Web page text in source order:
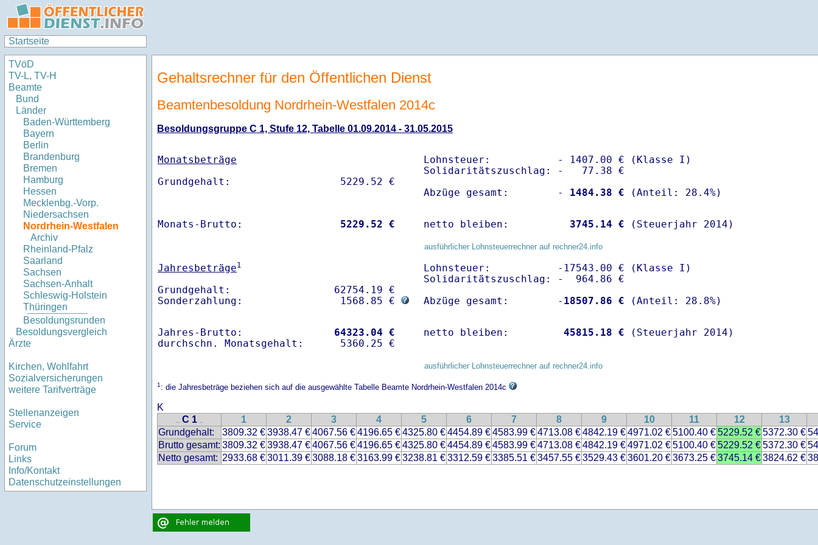
Startseite
TVöD
TV-L, TV-H
Beamte
Bund
Länder
Baden-Württemberg
Bayern
Berlin
Brandenburg
Bremen
Hamburg
Hessen
Mecklenbg.-Vorp.
Niedersachsen
Nordrhein-Westfalen
Archiv
Rheinland-Pfalz
Saarland
Sachsen
Sachsen-Anhalt
Schleswig-Holstein
Thüringen
Besoldungsrunden
Besoldungsvergleich
Ärzte
Kirchen, Wohlfahrt
Sozialversicherungen
weitere Tarifverträge
Stellenanzeigen
Service
Forum
Links
Info/Kontakt
Datenschutzeinstellungen
Gehaltsrechner für den Öffentlichen Dienst
Beamtenbesoldung Nordrhein-Westfalen 2014c
Besoldungsgruppe C 1, Stufe 12, Tabelle 01.09.2014 - 31.05.2015
Monatsbeträge
Lohnsteuer:           - 1407.00 € (Klasse I)
Solidaritätszuschlag: -   77.38 €
Abzüge gesamt:        -
1484.38 €
Monats-Brutto: 5229.52 € netto bleiben: 3745.14 € (Steuerjahr 2014)
ausführlicher Lohnsteuerrechner auf rechner24.info
Jahresbeträge1
Grundgehalt:                 62754.19 €
Sonderzahlung:                1568.85 €
Lohnsteuer:           -17543.00 € (Klasse I)
Solidaritätszuschlag: -  964.86 €
Abzüge gesamt:        - 18507.86 €
Jahres-Brutto: 64323.04 €
netto bleiben: 45815.18 € (Steuerjahr 2014)
ausführlicher Lohnsteuerrechner auf rechner24.info
1: die Jahresbeträge beziehen sich auf die ausgewählte Tabelle Beamte Nordrhein-Westfalen 2014c
K
.. C 1 .. 1 2 3 4 5 6 7 8 9 10 11 12
13
Grundgehalt:
3809.32 €3938.47 €4067.56 €4196.65 €4325.80 €4454.89 €4583.99 €4713.08 €4842.19 €4971.02 €5100.40 €5229.52 €5372.30 €
Brutto gesamt: 3809.32 €3938.47 €4067.56 €4196.65 €4325.80 €4454.89 €4583.99 €4713.08 €4842.19 €4971.02 €5100.40 €5229.52 €5372.30 €
Netto gesamt: 2933.68 €3011.39 €3088.18 €3163.99 €3238.81 €3312.59 €3385.51 €3457.55 €3529.43 €3601.20 €3673.25 €3745.14 €3824.62 €